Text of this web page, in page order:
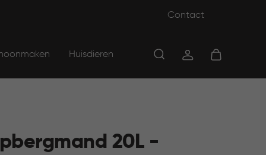
Contact
Huisdieren
20L -